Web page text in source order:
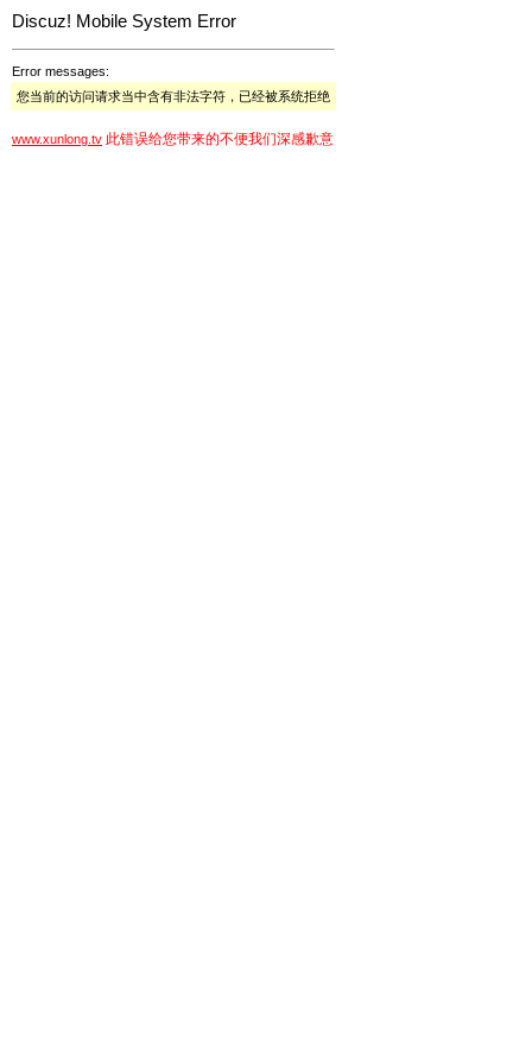
Discuz! Mobile System Error
Error messages:
您当前的访问请求当中含有非法字符，已经被系统拒绝
www.xunlong.tv 此错误给您带来的不便我们深感歉意